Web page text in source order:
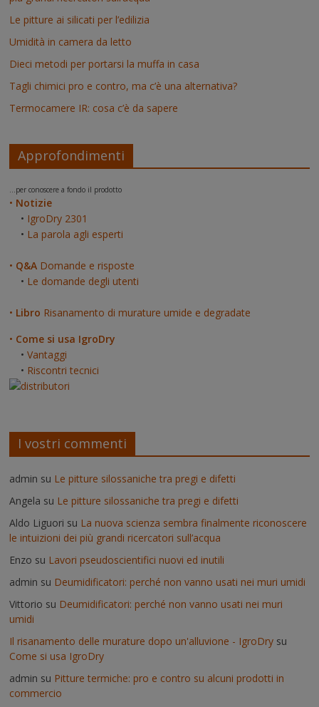
Le pitture ai silicati per l’edilizia
Umidità in camera da letto
Dieci metodi per portarsi la muffa in casa
Tagli chimici pro e contro, ma c’è una alternativa?
Termocamere IR: cosa c’è da sapere
Approfondimenti
...per conoscere a fondo il prodotto
• Notizie
• IgroDry 2301
• La parola agli esperti
• Q&A Domande e risposte
• Le domande degli utenti
• Libro Risanamento di murature umide e degradate
• Come si usa IgroDry
•Vantaggi
• Riscontri tecnici
I vostri commenti
admin su Le pitture silossaniche tra pregi e difetti
Angela su Le pitture silossaniche tra pregi e difetti
Aldo Liguori su La nuova scienza sembra finalmente riconoscere
le intuizioni dei più grandi ricercatori sull’acqua
Enzo su Lavori pseudoscientifici nuovi ed inutili
admin su Deumidificatori: perché non vanno usati nei muri umidi
Vittorio su Deumidificatori: perché non vanno usati nei muri
umidi
Il risanamento delle murature dopo un'alluvione - IgroDry su
Come si usa IgroDry
admin su Pitture termiche: pro e contro su alcuni prodotti in
commercio